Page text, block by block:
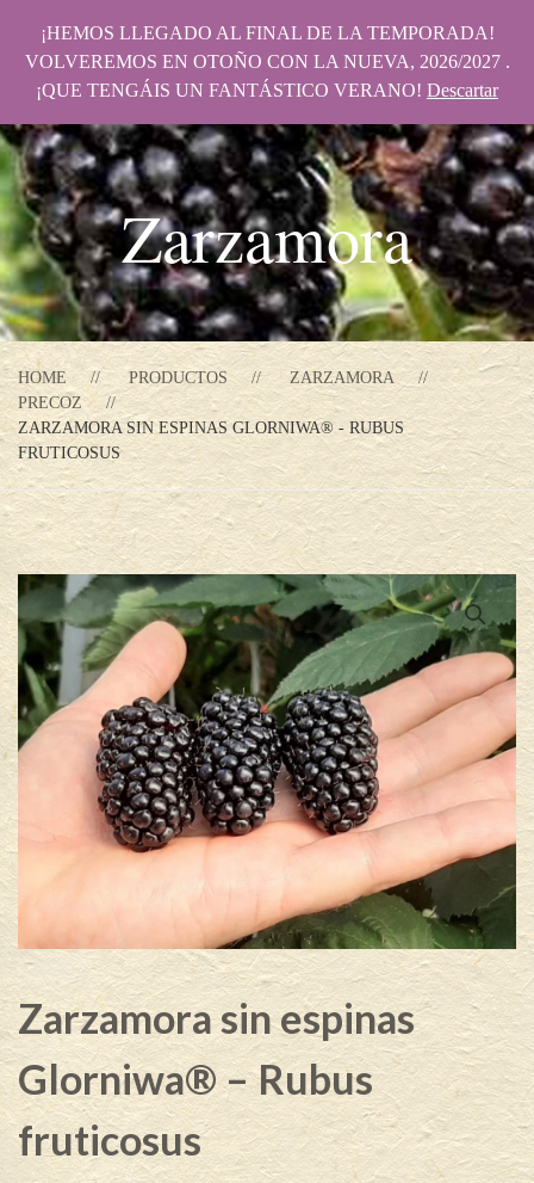
Zarzamora
HOME PRODUCTOS
ZARZAMORA
PRECOZ
ZARZAMORA SIN ESPINAS GLORNIWA® - RUBUS
FRUTICOSUS
Zarzamora sin espinas
Glorniwa® – Rubus
fruticosus
¡HEMOS LLEGADO AL FINAL DE LA TEMPORADA!
VOLVEREMOS EN OTOÑO CON LA NUEVA, 2026/2027 .
¡QUE TENGÁIS UN FANTÁSTICO VERANO! Descartar